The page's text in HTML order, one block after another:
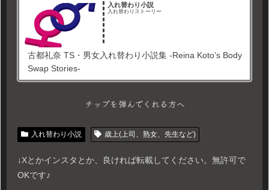
入れ替わり小説
入れ替わりストーリー
古都礼奈 TS・男女入れ替わり小説集 -Reina Koto’s Body
Swap Stories-
チップを弾んでくれる方へ
入れ替わり小説 歳上(上司、熟女、先生など)
↓Xとかインスタとか、良ければ転載してください。無許可で
OKです♪